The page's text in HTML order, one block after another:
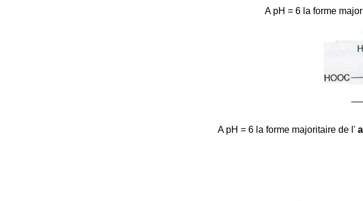
A pH = 6 la forme
A pH = 6 la forme majoritaire de l'